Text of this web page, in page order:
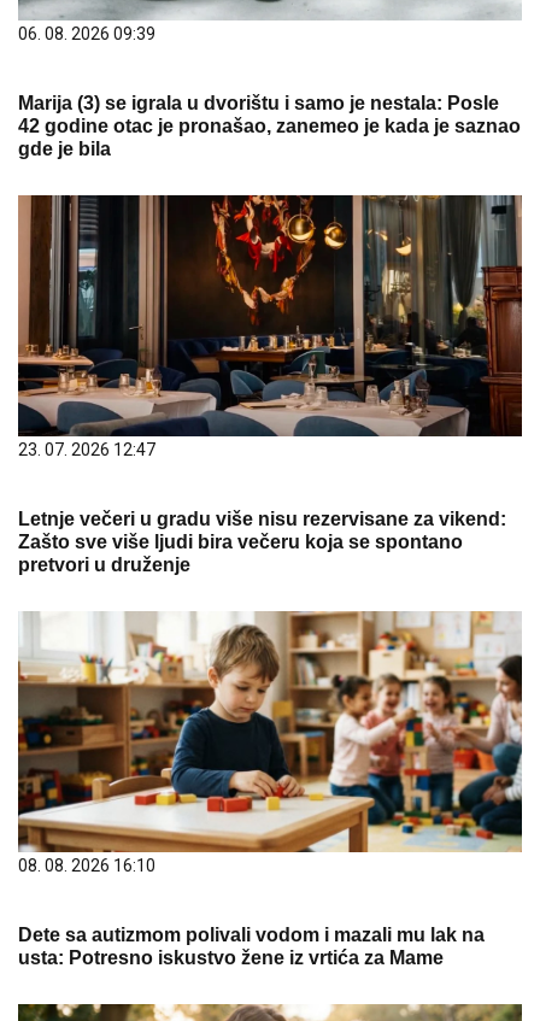
06. 08. 2026 09:39
Marija (3) se igrala u dvorištu i samo je nestala: Posle
42 godine otac je pronašao, zanemeo je kada je saznao
gde je bila
23. 07. 2026 12:47
Letnje večeri u gradu više nisu rezervisane za vikend:
Zašto sve više ljudi bira večeru koja se spontano
pretvori u druženje
08. 08. 2026 16:10
Dete sa autizmom polivali vodom i mazali mu lak na
usta: Potresno iskustvo žene iz vrtića za Mame